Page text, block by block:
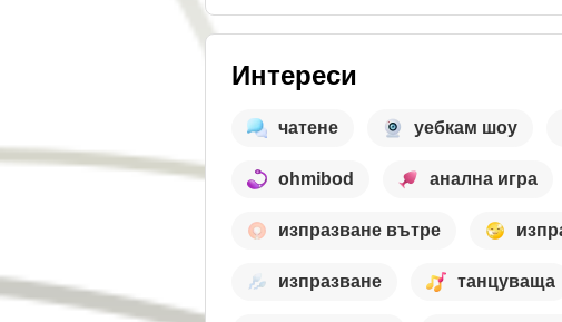
Интереси
чатене уебкам шоу
ohmibod анална игра
изпразване вътре
изпразване танцуваща